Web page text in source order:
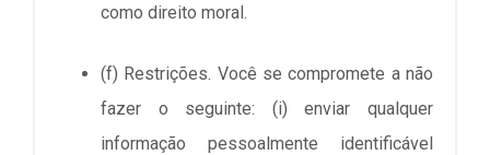
como direito moral.
(f) Restrições. Você se compromete a não
fazer o seguinte: (i) enviar qualquer
informação pessoalmente identificável